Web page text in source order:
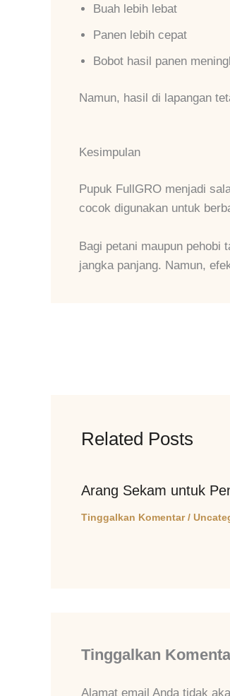
Buah lebih lebat
Panen lebih cepat
Bobot hasil panen
Namun, hasil di lapangan
Kesimpulan
Pupuk FullGRO menjadi
cocok digunakan untuk
Bagi petani maupun pehobi
jangka panjang. Namun,
Related Posts
Arang Sekam untuk
Tinggalkan Komentar /
Tinggalkan
Alamat email Anda tidak